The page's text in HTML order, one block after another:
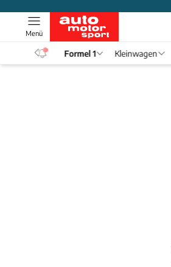
Menü
Formel 1 Kleinwagen